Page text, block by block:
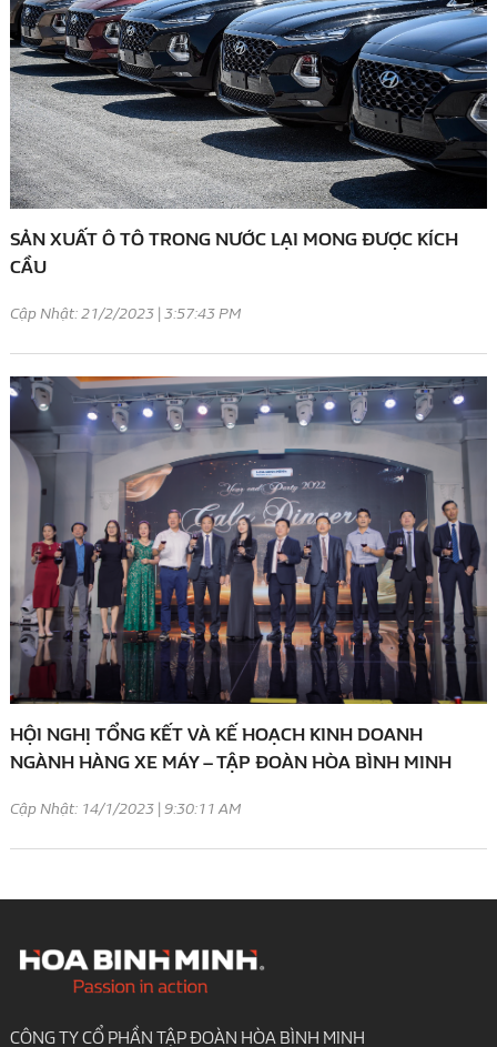
SẢN XUẤT Ô TÔ TRONG NƯỚC LẠI MONG ĐƯỢC KÍCH
CẦU
Cập Nhật: 21/2/2023 | 3:57:43 PM
HỘI NGHỊ TỔNG KẾT VÀ KẾ HOẠCH KINH DOANH
NGÀNH HÀNG XE MÁY – TẬP ĐOÀN HÒA BÌNH MINH
Cập Nhật: 14/1/2023 | 9:30:11 AM
CÔNG TY CỔ PHẦN TẬP ĐOÀN HÒA BÌNH MINH